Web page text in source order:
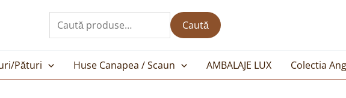
după:
Caută
Pături Huse Canapea / Scaun AMBALAJE LUX Colectia